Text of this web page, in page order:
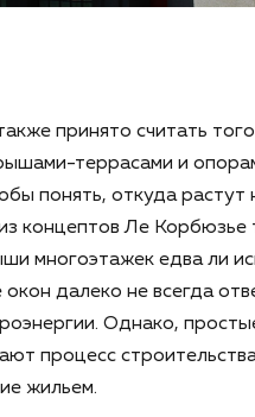
принято считать
террасами и
понять, откуда растут
концептов Ле Корбюзье
многоэтажек едва ли
далеко не всегда
Однако,
процесс
жильем.